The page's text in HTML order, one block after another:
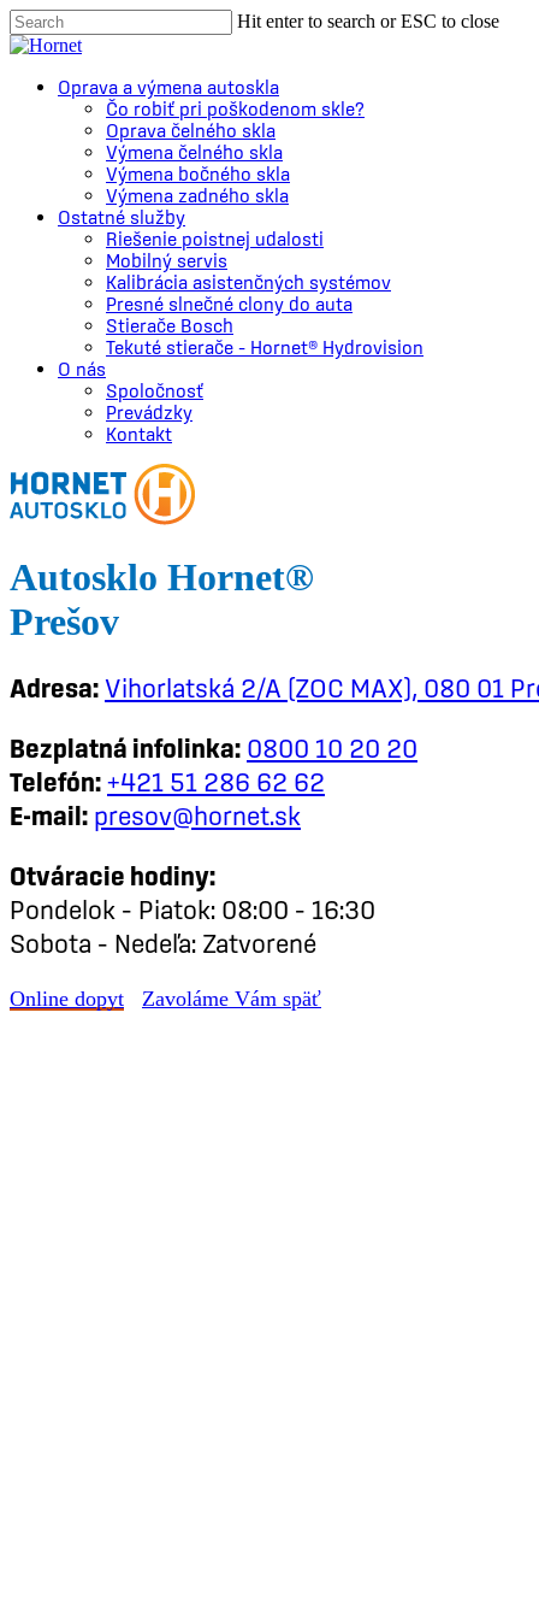
Skip
to
content
Hit enter to search or ESC to close
Close
Menu
Oprava a výmena autoskla
Čo robiť pri poškodenom skle?
Oprava čelného skla
Výmena čelného skla
Výmena bočného skla
Výmena zadného skla
Ostatné služby
Riešenie poistnej udalosti
Mobilný servis
Kalibrácia asistenčných systémov
Presné slnečné clony do auta
Stierače Bosch
Tekuté stierače – Hornet® Hydrovision
O nás
Spoločnosť
Prevádzky
Kontakt
Autosklo Hornet®
Prešov
Adresa: Vihorlatská 2/A (ZOC MAX), 080 01
Bezplatná infolinka: 0800 10 20 20
Telefón: +421 51 286 62 62
E-mail: presov@hornet.sk
Otváracie hodiny:
Pondelok – Piatok: 08:00 – 16:30
Sobota – Nedeľa: Zatvorené
Online dopyt Zavoláme Vám späť